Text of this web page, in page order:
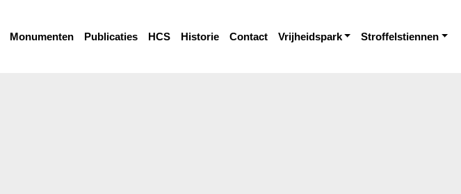
Monumenten Publicaties HCS Historie Contact Vrijheidspark Stroffelstiennen